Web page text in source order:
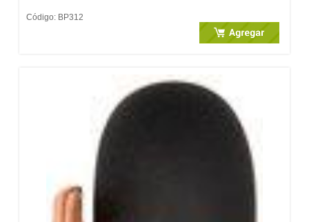
Código: BP312